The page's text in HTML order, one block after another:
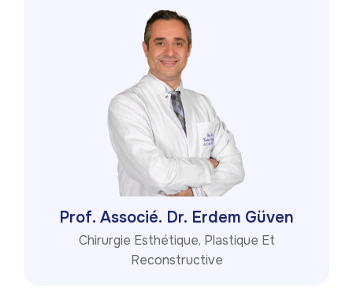
Prof. Associé. Dr. Erdem Güven
Chirurgie Esthétique, Plastique Et
Reconstructive